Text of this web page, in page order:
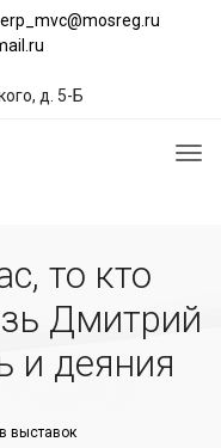
д. 5-Б
то кто
Дмитрий
и деяния
выставок